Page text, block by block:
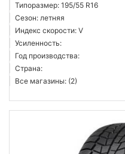
Типоразмер: 195/55 R16
Сезон: летняя
Индекс скорости: V
Усиленность:
Год производства:
Страна:
Все магазины: (2)